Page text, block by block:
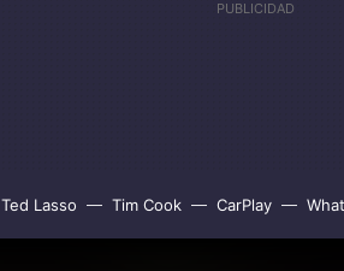
Ted Lasso Tim Cook CarPlay